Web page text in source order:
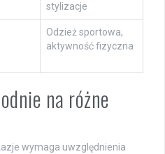
stylizacje
Odzież sportowa,
aktywność fizyczna
na różne
wymaga uwzględnienia